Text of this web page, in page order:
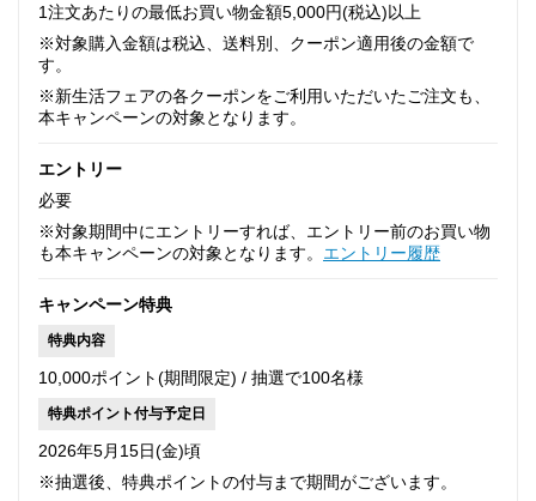
1注文あたりの最低お買い物金額5,000円(税込)以上
※対象購入金額は税込、送料別、クーポン適用後の金額で
す。
※新生活フェアの各クーポンをご利用いただいたご注文も、
本キャンペーンの対象となります。
エントリー
必要
※対象期間中にエントリーすれば、エントリー前のお買い物
も本キャンペーンの対象となります。 エントリー履歴
キャンペーン特典
特典内容
10,000ポイント(期間限定) / 抽選で100名様
特典ポイント付与予定日
2026年5月15日(金)頃
※抽選後、特典ポイントの付与まで期間がございます。